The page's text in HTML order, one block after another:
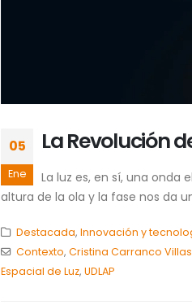
05
Ene
La Revolución
La luz es, en sí, una
altura de la ola y la fase nos da
Destacada, Innovación y
Contexto, Cristina Carranco
Espacial de Luz, UDLAP